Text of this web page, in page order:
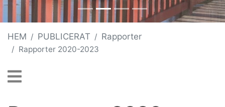
HEM PUBLICERAT Rapporter
Rapporter 2020-2023